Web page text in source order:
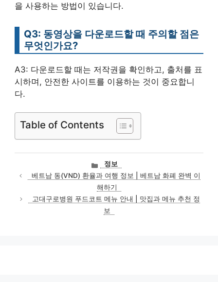
을 사용하는 방법이 있습니다.
Q3: 동영상을 다운로드할 때 주의할 점은
무엇인가요?
A3: 다운로드할 때는 저작권을 확인하고, 출처를 표
시하며, 안전한 사이트를 이용하는 것이 중요합니
다.
Table of Contents
카
테
고
리
정보
베트남 동(VND) 환율과 여행 정보 | 베트남 화폐 완벽 이
해하기
고대구로병원 푸드코트 메뉴 안내 | 맛집과 메뉴 추천 정
보